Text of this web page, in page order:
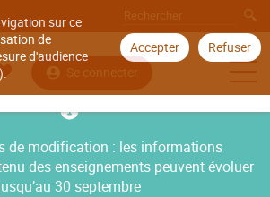
sur ce
de
d'audience
Accepter Refuser
Se connecter
de modification : les informations
des enseignements peuvent évoluer
30 septembre